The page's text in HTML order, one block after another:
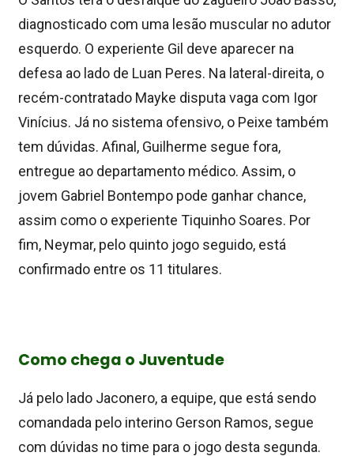
diagnosticado com uma lesão muscular no adutor
esquerdo. O experiente Gil deve aparecer na
defesa ao lado de Luan Peres. Na lateral-direita, o
recém-contratado Mayke disputa vaga com Igor
Vinícius. Já no sistema ofensivo, o Peixe também
tem dúvidas. Afinal, Guilherme segue fora,
entregue ao departamento médico. Assim, o
jovem Gabriel Bontempo pode ganhar chance,
assim como o experiente Tiquinho Soares. Por
fim, Neymar, pelo quinto jogo seguido, está
confirmado entre os 11 titulares.
Como chega o Juventude
Já pelo lado Jaconero, a equipe, que está sendo
comandada pelo interino Gerson Ramos, segue
com dúvidas no time para o jogo desta segunda.